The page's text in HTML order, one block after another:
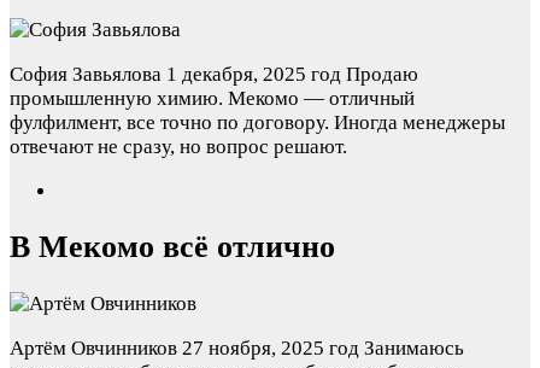
София Завьялова 1 декабря, 2025 год Продаю
промышленную химию. Мекомо — отличный
фулфилмент, все точно по договору. Иногда менеджеры
отвечают не сразу, но вопрос решают.
В Мекомо всё отлично
Артём Овчинников 27 ноября, 2025 год Занимаюсь